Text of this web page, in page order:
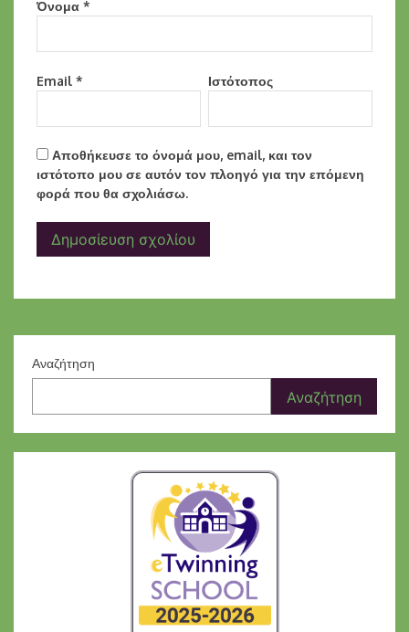
Όνομα *
Email * Ιστότοπος
Αποθήκευσε το όνομά μου, email, και τον
ιστότοπο μου σε αυτόν τον πλοηγό για την επόμενη
φορά που θα σχολιάσω.
Αναζήτηση
Αναζήτηση